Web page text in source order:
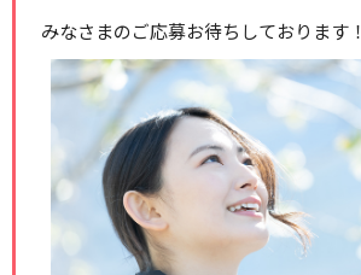
みなさまのご応募お待ちしております！